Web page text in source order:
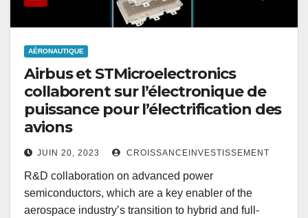
AÉRONAUTIQUE
Airbus et STMicroelectronics
collaborent sur l’électronique de
puissance pour l’électrification des
avions
JUIN 20, 2023 CROISSANCEINVESTISSEMENT
R&D collaboration on advanced power
semiconductors, which are a key enabler of the
aerospace industry’s transition to hybrid and full-